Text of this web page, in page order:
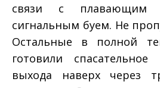
связи с плавающим
сигнальным буем. Не
Остальные в полной
готовили
выхода наверх через